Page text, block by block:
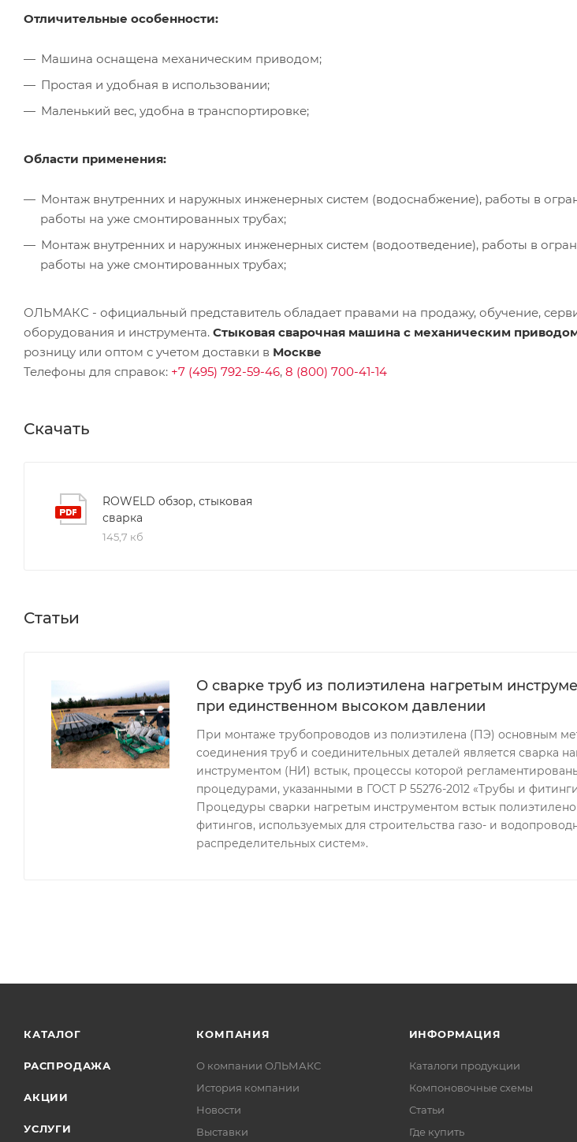
Отличительные особенности:
Машина оснащена механическим приводом;
Простая и удобная в использовании;
Маленький вес, удобна в транспортировке;
Области применения:
Монтаж внутренних и наружных инженерных систем (водоснабжение), работы в
работы на уже смонтированных трубах;
Монтаж внутренних и наружных инженерных систем (водоотведение), работы в
работы на уже смонтированных трубах;
ОЛЬМАКС - официальный представитель обладает правами на продажу, обучение,
оборудования и инструмента. Стыковая сварочная машина с механическим приводом
розницу или оптом с учетом доставки в Москве
Телефоны для справок: +7 (495) 792-59-46, 8 (800) 700-41-14
Скачать
ROWELD обзор, стыковая
сварка
145,7 кб
Статьи
О сварке труб из полиэтилена нагретым
при единственном высоком давлении
При монтаже трубопроводов из полиэтилена (ПЭ) основным
соединения труб и соединительных деталей является сварка
инструментом (НИ) встык, процессы которой
процедурами, указанными в ГОСТ Р 55276-2012 «Трубы и
Процедуры сварки нагретым инструментом встык
фитингов, используемых для строительства газо- и
распределительных систем».
КАТАЛОГ
РАСПРОДАЖА
АКЦИИ
УСЛУГИ
КОМПАНИЯ
О компании ОЛЬМАКС
История компании
Новости
Выставки
ИНФОРМАЦИЯ
Каталоги продукции
Компоновочные схемы
Статьи
Где купить